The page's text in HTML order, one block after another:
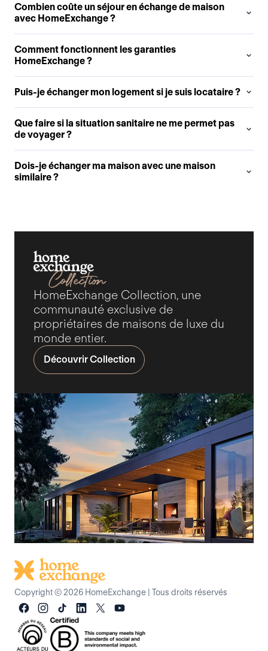
Combien coûte un séjour en échange de maison
avec HomeExchange ?
Comment fonctionnent les garanties
HomeExchange ?
Puis-je échanger mon logement si je suis locataire ?
Que faire si la situation sanitaire ne me permet pas
de voyager ?
Dois-je échanger ma maison avec une maison
similaire ?
HomeExchange Collection, une
communauté exclusive de
propriétaires de maisons de luxe du
monde entier.
Découvrir Collection
Copyright © 2026 HomeExchange Tous droits réservés